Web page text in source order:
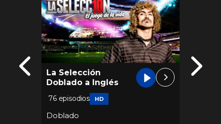
La Selección
Doblado a Inglés
76 episodios HD
Doblado
El